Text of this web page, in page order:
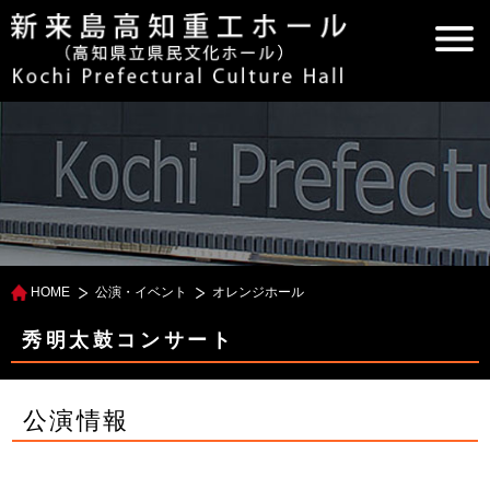
HOME 公演・イベント オレンジホール
秀明太鼓コンサート
公演情報